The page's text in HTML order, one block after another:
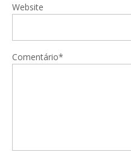
Website
Comentário*